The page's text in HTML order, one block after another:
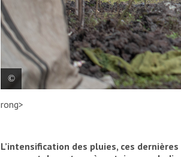
dizaine de points de distribution
rong>
L’intensification des pluies, ces